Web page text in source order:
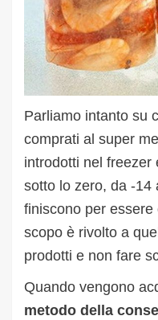
Parliamo intanto su
comprati al super
introdotti nel freezer
sotto lo zero, da -14
finiscono per
scopo è rivolto a
prodotti e non fare
Quando vengono
metodo della